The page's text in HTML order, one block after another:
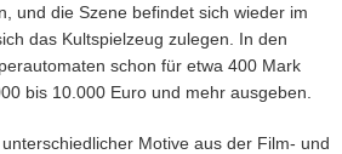
und die Szene befindet sich wieder im
das Kultspielzeug zulegen. In den
schon für etwa 400 Mark
bis 10.000 Euro und mehr ausgeben.
Motive aus der Film- und